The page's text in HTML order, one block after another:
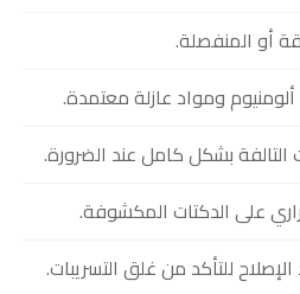
أو المنفصلة.
ومواد عازلة معتمدة.
التالفة بشكل كامل عند الضرورة.
على الدكتات المكشوفة.
للتأكد من غلق التسريبات.